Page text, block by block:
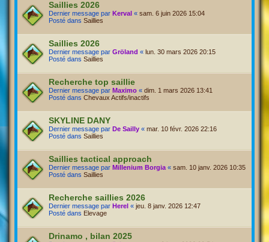
Saillies 2026
Dernier message par Kerval « sam. 6 juin 2026 15:04
Posté dans Saillies
Saillies 2026
Dernier message par Gröland « lun. 30 mars 2026 20:15
Posté dans Saillies
Recherche top saillie
Dernier message par Maximo « dim. 1 mars 2026 13:41
Posté dans Chevaux Actifs/inactifs
SKYLINE DANY
Dernier message par De Sailly « mar. 10 févr. 2026 22:16
Posté dans Saillies
Saillies tactical approach
Dernier message par Millenium Borgia « sam. 10 janv. 2026 10:35
Posté dans Saillies
Recherche saillies 2026
Dernier message par Herel « jeu. 8 janv. 2026 12:47
Posté dans Elevage
Drinamo , bilan 2025